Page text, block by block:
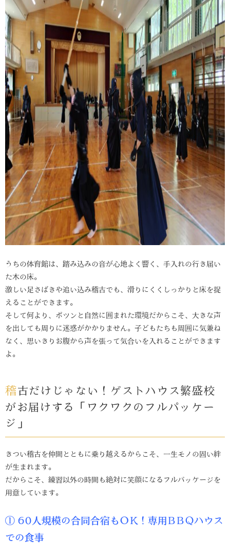
うちの体育館は、踏み込みの音が心地よく響く、手入れの行き届い
た木の床。
激しい足さばきや追い込み稽古でも、滑りにくくしっかりと床を捉
えることができます。
そして何より、ポツンと自然に囲まれた環境だからこそ、大きな声
を出しても周りに迷惑がかかりません。子どもたちも周囲に気兼ね
なく、思いきりお腹から声を張って気合いを入れることができます
よ。
稽古だけじゃない！ゲストハウス繁盛校
がお届けする「ワクワクのフルパッケー
ジ」
きつい稽古を仲間とともに乗り越えるからこそ、一生モノの固い絆
が生まれます。
だからこそ、練習以外の時間も絶対に笑顔になるフルパッケージを
用意しています。
① 60人規模の合同合宿もOK！専用BBQハウス
での食事